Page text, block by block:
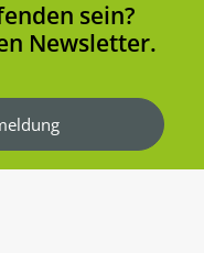
sein?
Newsletter.